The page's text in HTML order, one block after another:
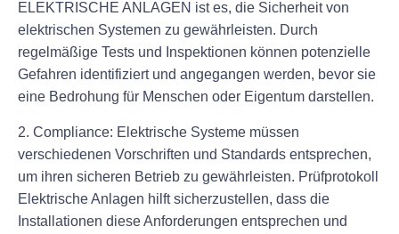
ELEKTRISCHE ANLAGEN ist es, die Sicherheit von
elektrischen Systemen zu gewährleisten. Durch
regelmäßige Tests und Inspektionen können potenzielle
Gefahren identifiziert und angegangen werden, bevor sie
eine Bedrohung für Menschen oder Eigentum darstellen.
2. Compliance: Elektrische Systeme müssen
verschiedenen Vorschriften und Standards entsprechen,
um ihren sicheren Betrieb zu gewährleisten. Prüfprotokoll
Elektrische Anlagen hilft sicherzustellen, dass die
Installationen diese Anforderungen entsprechen und